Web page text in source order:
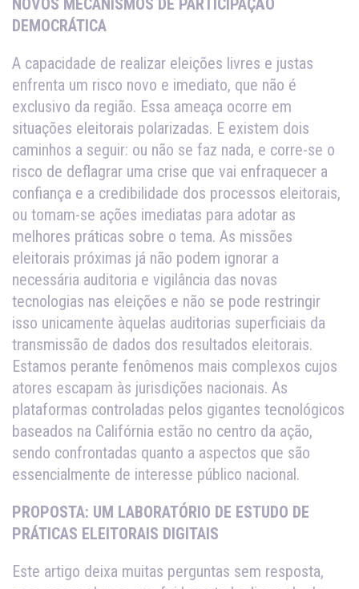
NOVOS MECANISMOS DE PARTICIPAÇÃO
DEMOCRÁTICA
A capacidade de realizar eleições livres e justas
enfrenta um risco novo e imediato, que não é
exclusivo da região. Essa ameaça ocorre em
situações eleitorais polarizadas. E existem dois
caminhos a seguir: ou não se faz nada, e corre-se o
risco de deflagrar uma crise que vai enfraquecer a
confiança e a credibilidade dos processos eleitorais,
ou tomam-se ações imediatas para adotar as
melhores práticas sobre o tema. As missões
eleitorais próximas já não podem ignorar a
necessária auditoria e vigilância das novas
tecnologias nas eleições e não se pode restringir
isso unicamente àquelas auditorias superficiais da
transmissão de dados dos resultados eleitorais.
Estamos perante fenômenos mais complexos cujos
atores escapam às jurisdições nacionais. As
plataformas controladas pelos gigantes tecnológicos
baseados na Califórnia estão no centro da ação,
sendo confrontadas quanto a aspectos que são
essencialmente de interesse público nacional.
PROPOSTA: UM LABORATÓRIO DE ESTUDO DE
PRÁTICAS ELEITORAIS DIGITAIS
Este artigo deixa muitas perguntas sem resposta,